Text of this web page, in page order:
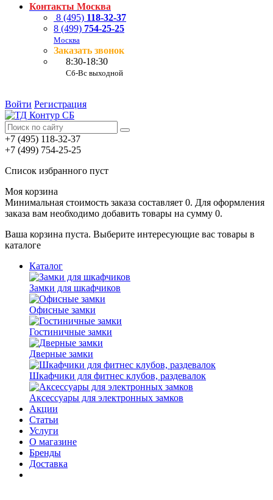
Контакты Москва
8 (495) 118-32-37
8 (499) 754-25-25
Москва
Заказать звонок
8:30-18:30
Сб-Вс выходной
Войти Регистрация
+7 (495) 118-32-37
+7 (499) 754-25-25
Список избранного пуст
Моя корзина
Минимальная стоимость заказа составляет 0. Для оформления
заказа вам необходимо добавить товары на сумму 0.
Ваша корзина пуста. Выберите интересующие вас товары в
каталоге
Каталог
Замки для шкафчиков
Офисные замки
Гостиничные замки
Дверные замки
Шкафчики для фитнес клубов, раздевалок
Аксессуары для электронных замков
Акции
Статьи
Услуги
О магазине
Бренды
Доставка